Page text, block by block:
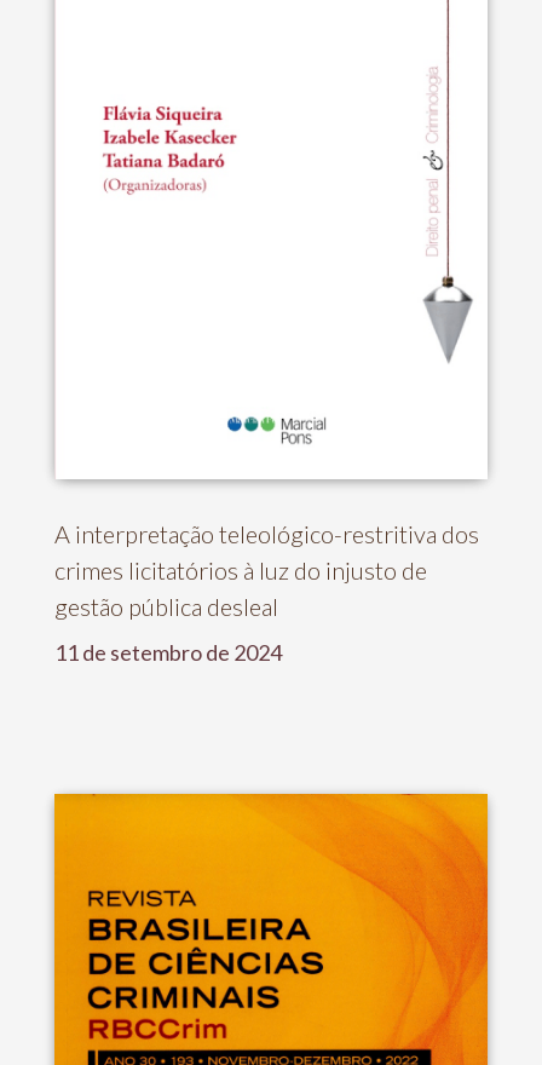
A interpretação teleológico-restritiva dos
crimes licitatórios à luz do injusto de
gestão pública desleal
11 de setembro de 2024